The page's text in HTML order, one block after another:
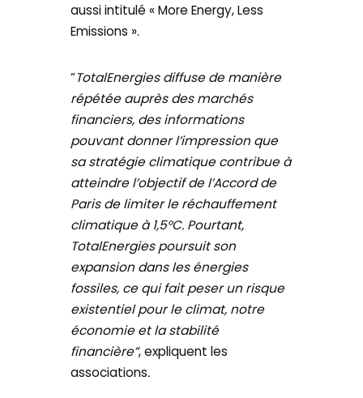
aussi intitulé « More Energy, Less
Emissions ».
“TotalEnergies diffuse de manière
répétée auprès des marchés
financiers, des informations
pouvant donner l’impression que
sa stratégie climatique contribue à
atteindre l’objectif de l’Accord de
Paris de limiter le réchauffement
climatique à 1,5°C. Pourtant,
TotalEnergies poursuit son
expansion dans les énergies
fossiles, ce qui fait peser un risque
existentiel pour le climat, notre
économie et la stabilité
financière”, expliquent les
associations.